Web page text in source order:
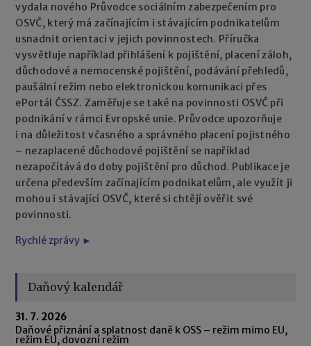
vydala nového Průvodce sociálním zabezpečením pro
OSVČ, který má začínajícím i stávajícím podnikatelům
usnadnit orientaci v jejich povinnostech. Příručka
vysvětluje například přihlášení k pojištění, placení záloh,
důchodové a nemocenské pojištění, podávání přehledů,
paušální režim nebo elektronickou komunikaci přes
ePortál ČSSZ. Zaměřuje se také na povinnosti OSVČ při
podnikání v rámci Evropské unie. Průvodce upozorňuje
i na důležitost včasného a správného placení pojistného
– nezaplacené důchodové pojištění se například
nezapočítává do doby pojištění pro důchod. Publikace je
určena především začínajícím podnikatelům, ale využít ji
mohou i stávající OSVČ, které si chtějí ověřit své
povinnosti.
Rychlé zprávy ►
Daňový kalendář
31. 7. 2026
Daňové přiznání a splatnost daně k OSS – režim mimo EU,
režim EU, dovozní režim